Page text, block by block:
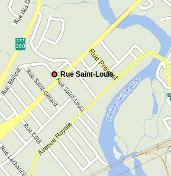
Rue Saint-Louis